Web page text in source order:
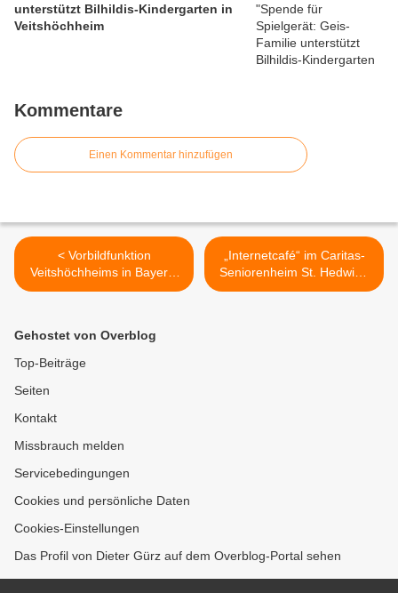
unterstützt Bilhildis-Kindergarten in
Veitshöchheim
Kommentare
Einen Kommentar hinzufügen
< Vorbildfunktion
Veitshöchheims in Bayern:
Gemeinde erfüllt
„Internetcafé“ im Caritas-
Seniorenheim St. Hedwig -
Smartphone-Beratung
Gehostet von Overblog
Top-Beiträge
Seiten
Kontakt
Missbrauch melden
Servicebedingungen
Cookies und persönliche Daten
Cookies-Einstellungen
Das Profil von Dieter Gürz auf dem Overblog-Portal sehen